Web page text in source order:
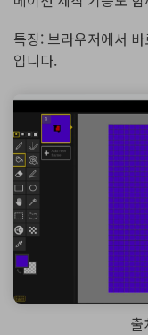
특징: 브라우저에서
입니다.
출